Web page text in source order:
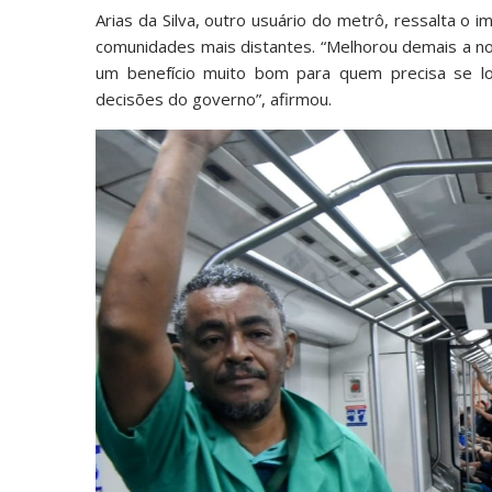
Arias da Silva, outro usuário do metrô, ressalta o
comunidades mais distantes. “Melhorou demais a
um benefício muito bom para quem precisa se
decisões do governo”, afirmou.